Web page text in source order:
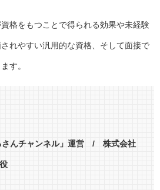
格をもつことで得られる効果や未経験
れやすい汎用的な資格、そして面接で
す。
さんチャンネル」運営 / 株式会社